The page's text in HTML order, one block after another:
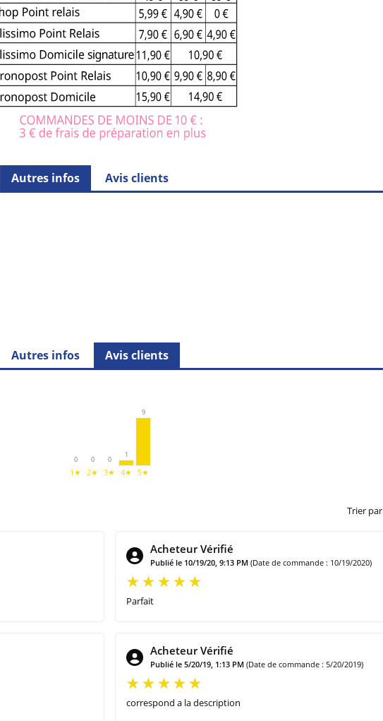
Autres infos Avis clients
Autres infos Avis clients
0
1★
0
2★
0
3★
1
4★
9
5★
Trier par
Acheteur Vérifié
Publié le 10/19/20, 9:13 PM (Date de commande : 10/19/2020)
Parfait
Acheteur Vérifié
Publié le 5/20/19, 1:13 PM (Date de commande : 5/20/2019)
correspond a la description